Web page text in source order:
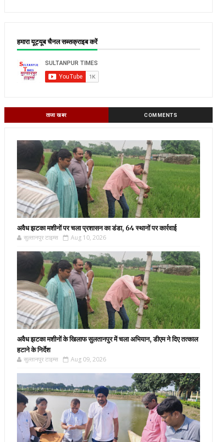
हमारा यूट्यूब चैनल सब्सक्राइब करें
ताजा खबर COMMENTS
अवैध झटका मशीनों पर चला प्रशासन का डंडा, 64 स्थानों पर कार्रवाई
सुल्तानपुर टाइम्स Aug 10, 2026
अवैध झटका मशीनों के खिलाफ सुलतानपुर में चला अभियान, डीएम ने दिए तत्काल
हटाने के निर्देश
सुल्तानपुर टाइम्स Aug 09, 2026